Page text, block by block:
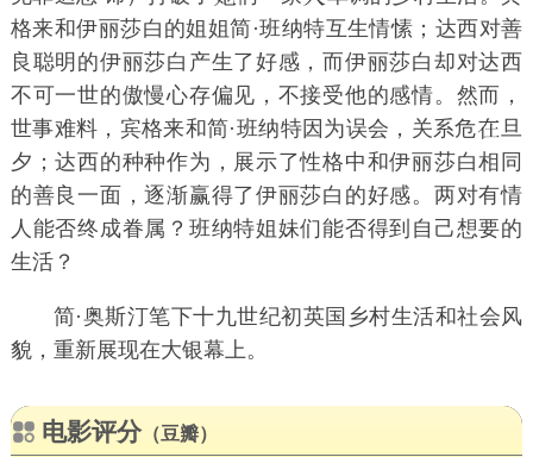
格来和伊丽莎白的姐姐简·班纳特互生情愫；达西对善
良聪明的伊丽莎白产生了好感，而伊丽莎白却对达西
不可一世的傲慢心存偏见，不接受他的感情。然而，
世事难料，宾格来和简·班纳特因为误会，关系危
旦
夕；达西的种种作为，展示了性格中和伊丽莎白相同
的善良一面，逐渐赢得了伊丽莎白的好感。两对有情
人能否终成眷属？班纳特姐妹们能否得到自己想要的
生活？
简·奥斯汀笔下十九世纪初英国乡村生活和社会风
貌，重新展现在大银幕上。
电影评分（豆瓣）